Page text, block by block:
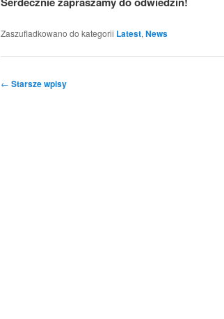
Zaszufladkowano do kategorii Latest,News
Nawigacja
← Starsze wpisy